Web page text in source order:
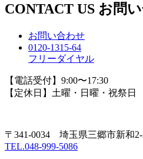
CONTACT US お問
お問い合わせ
0120-1315-64
フリーダイヤル
【電話受付】9:00〜17:30
【定休日】土曜・日曜・祝祭日
〒341-0034 埼玉県三郷市新和2-
TEL.048-999-5086